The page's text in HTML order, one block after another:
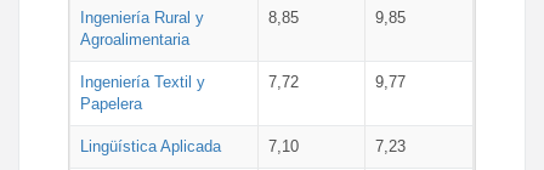
Ingeniería Rural y
Agroalimentaria
8,85 9,85
Ingeniería Textil y
Papelera
7,72 9,77
Lingüística Aplicada 7,10 7,23